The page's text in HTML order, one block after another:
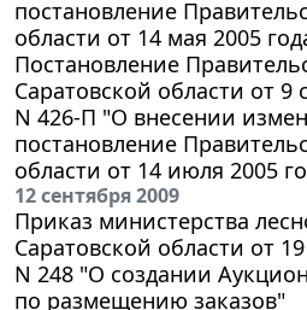
постановление
области от 14 мая 2005
Постановление
Саратовской области от 9
N 426-П "О внесении
постановление
области от 14 июля 2005
12 сентября 2009
Приказ министерства
Саратовской области от 19
N 248 "О создании
по размещению заказов"